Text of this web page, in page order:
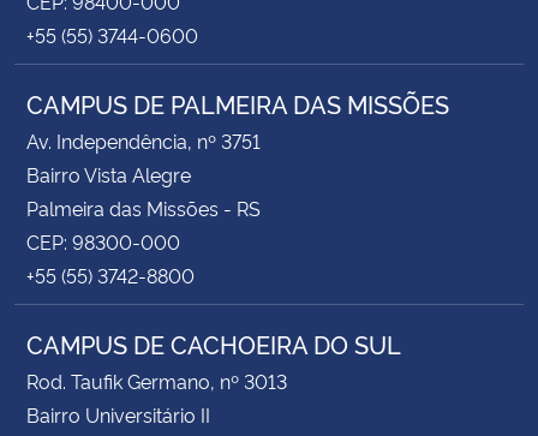
+55 (55) 3744-0600
CAMPUS DE PALMEIRA DAS MISSÕES
Av. Independência, nº 3751
Bairro Vista Alegre
Palmeira das Missões - RS
CEP: 98300-000
+55 (55) 3742-8800
CAMPUS DE CACHOEIRA DO SUL
Rod. Taufik Germano, nº 3013
Bairro Universitário II